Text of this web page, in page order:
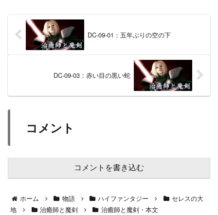
DC-09-01：五年ぶりの空の下
DC-09-03：赤い目の黒い蛇
コメント
コメントを書き込む
ホーム 物語 ハイファンタジー
セレスの大
地
治癒師と魔剣 治癒師と魔剣・本文